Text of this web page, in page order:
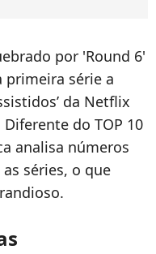
por 'Round 6'
primeira série a
da Netflix
do TOP 10
analisa números
séries, o que